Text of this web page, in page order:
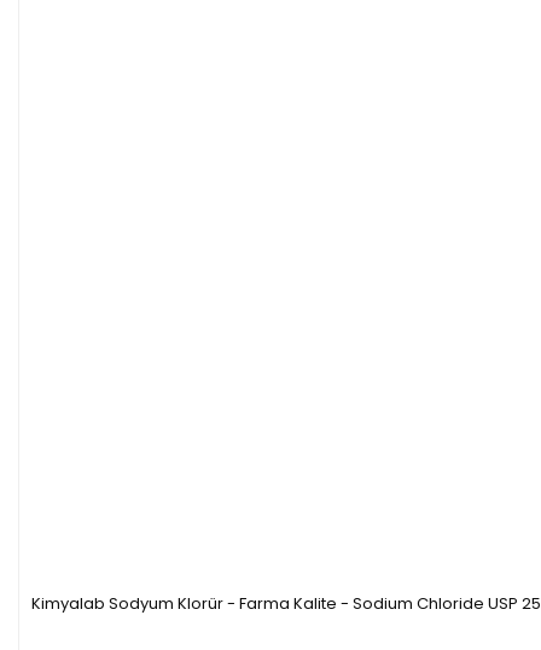
Kimyalab Sodyum Klorür - Farma Kalite - Sodium Chloride USP